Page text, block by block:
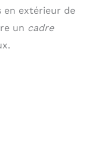
extérieur de
un cadre